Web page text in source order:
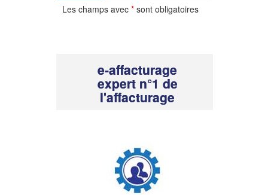
Les champs avec *sont obligatoires
e-affacturage
expert n°1 de
l'affacturage